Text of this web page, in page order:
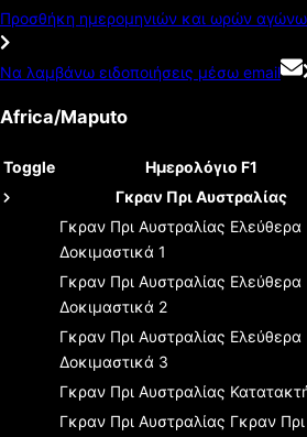
Προσθήκη ημερομηνιών και ωρών
Να λαμβάνω ειδοποιήσεις μέσω email
Africa/Maputo
Toggle Ημερολόγιο F1
Γκραν Πρι Αυστραλίας
Γκραν Πρι Αυστραλίας Ελεύθερα
Δοκιμαστικά 1
Γκραν Πρι Αυστραλίας Ελεύθερα
Δοκιμαστικά 2
Γκραν Πρι Αυστραλίας Ελεύθερα
Δοκιμαστικά 3
Γκραν Πρι Αυστραλίας
Γκραν Πρι Αυστραλίας Γκραν Πρι